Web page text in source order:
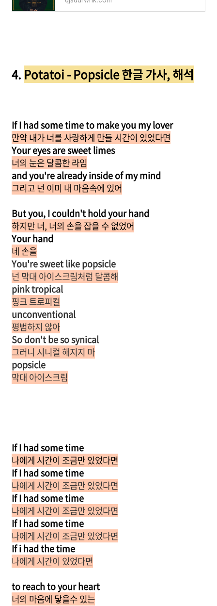
4. Potatoi - Popsicle 한글 가사, 해석
If I had some timeto make you my lover
만약 내가 너를 사랑하게 만들 시간이 있었다면
Your eyes are sweet limes
너의 눈은 달콤한 라임
and you're already inside of my mind
그리고 넌 이미 내 마음속에 있어
But you, I couldn't hold your hand
하지만 너, 너의 손을 잡을 수 없었어
Your hand
네 손을
You're sweet like popsicle
넌 막대 아이스크림처럼 달콤해
pink tropical
핑크 트로피컬
unconventional
평범하지 않아
So don't be so synical
그러니 시니컬 해지지 마
popsicle
막대 아이스크림
If I had some time
나에게 시간이 조금만 있었다면
If I had some time
나에게 시간이 조금만 있었다면
If I had some time
나에게 시간이 조금만 있었다면
If I had some time
나에게 시간이 조금만 있었다면
If i had the time
나에게 시간이 있었다면
to reach to your heart
너의 마음에 닿을수 있는